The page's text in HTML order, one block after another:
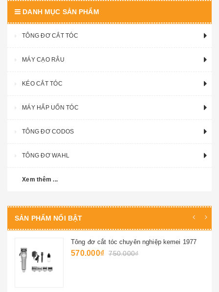
DANH MỤC SẢN PHẨM
TÔNG ĐƠ CẮT TÓC
MÁY CẠO RÂU
KÉO CẮT TÓC
MÁY HẤP UỐN TÓC
TÔNG ĐƠ CODOS
TÔNG ĐƠ WAHL
Xem thêm ...
SẢN PHẨM NỔI BẬT
Tông đơ wahl magic clip ( cử gá thép )
2.550.000₫